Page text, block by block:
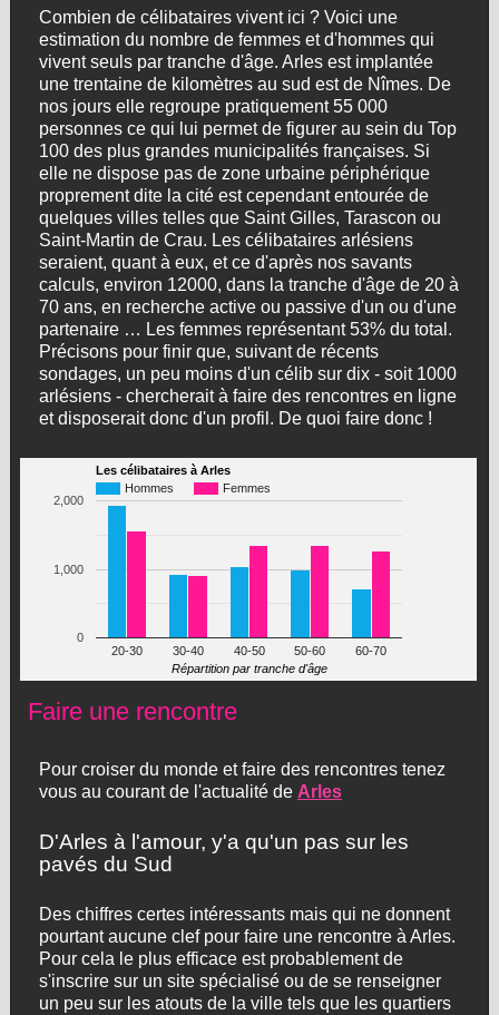
Combien de célibataires vivent ici ? Voici une
estimation du nombre de femmes et d'hommes qui
vivent seuls par tranche d'âge. Arles est implantée
une trentaine de kilomètres au sud est de Nîmes. De
nos jours elle regroupe pratiquement 55 000
personnes ce qui lui permet de figurer au sein du Top
100 des plus grandes municipalités françaises. Si
elle ne dispose pas de zone urbaine périphérique
proprement dite la cité est cependant entourée de
quelques villes telles que Saint Gilles, Tarascon ou
Saint-Martin de Crau. Les célibataires arlésiens
seraient, quant à eux, et ce d'après nos savants
calculs, environ 12000, dans la tranche d'âge de 20 à
70 ans, en recherche active ou passive d'un ou d'une
partenaire … Les femmes représentant 53% du total.
Précisons pour finir que, suivant de récents
sondages, un peu moins d'un célib sur dix - soit 1000
arlésiens - chercherait à faire des rencontres en ligne
et disposerait donc d'un profil. De quoi faire donc !
Les célibataires à Arles
Hommes
Femmes
20-30 30-40 40-50 50-60 60-70
0
1,000
2,000
Répartition par tranche d'âge
Faire une rencontre
Pour croiser du monde et faire des rencontres tenez
vous au courant de l'actualité de Arles
D'Arles à l'amour, y'a qu'un pas sur les
pavés du Sud
Des chiffres certes intéressants mais qui ne donnent
pourtant aucune clef pour faire une rencontre à Arles.
Pour cela le plus efficace est probablement de
s'inscrire sur un site spécialisé ou de se renseigner
un peu sur les atouts de la ville tels que les quartiers